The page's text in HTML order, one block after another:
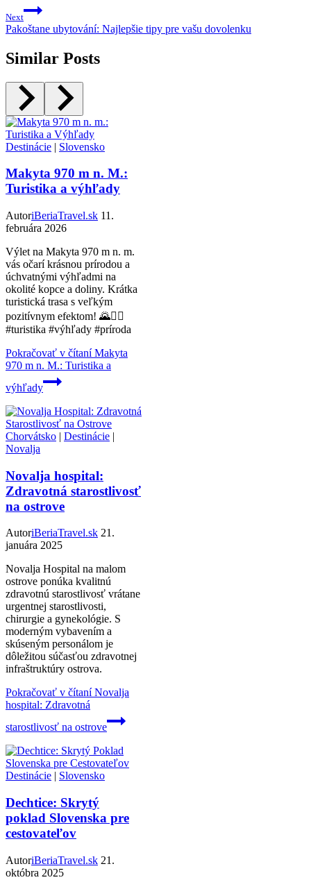
Next
Pakoštane ubytování: Najlepšie tipy pre vašu dovolenku
Similar Posts
Destinácie | Slovensko
Makyta 970 m n. M.:
Turistika a výhľady
AutoriBeriaTravel.sk 11.
februára 2026
Výlet na Makyta 970 m n. m.
vás očarí krásnou prírodou a
úchvatnými výhľadmi na
okolité kopce a doliny. Krátka
turistická trasa s veľkým
pozitívnym efektom! 🌄🚶‍♂️
#turistika #výhľady #príroda
Pokračovať v čítaníMakyta
970 m n. M.: Turistika a
výhľady
Chorvátsko | Destinácie |
Novalja
Novalja hospital:
Zdravotná starostlivosť
na ostrove
AutoriBeriaTravel.sk 21.
januára 2025
Novalja Hospital na malom
ostrove ponúka kvalitnú
zdravotnú starostlivosť vrátane
urgentnej starostlivosti,
chirurgie a gynekológie. S
moderným vybavením a
skúseným personálom je
dôležitou súčasťou zdravotnej
infraštruktúry ostrova.
Pokračovať v čítaníNovalja
hospital: Zdravotná
starostlivosť na ostrove
Destinácie | Slovensko
Dechtice: Skrytý
poklad Slovenska pre
cestovateľov
AutoriBeriaTravel.sk 21.
októbra 2025